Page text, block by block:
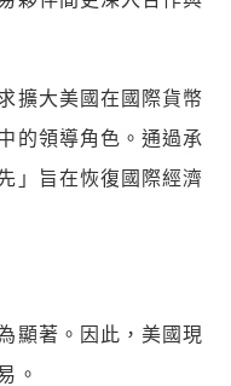
擴大美國在國際貨幣
的領導角色。通過承
」旨在恢復國際經濟
顯著。因此，美國現
。